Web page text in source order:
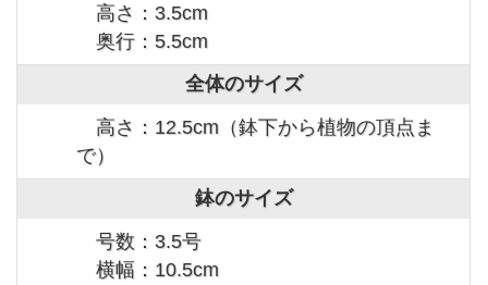
高さ：3.5cm
奥行：5.5cm
全体のサイズ
高さ：12.5cm（鉢下から植物の頂点ま
で）
鉢のサイズ
号数：3.5号
横幅：10.5cm